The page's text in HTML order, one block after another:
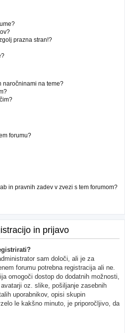
prazna stran!?
naročninami na teme?
forumu?
in pravnih zadev v zvezi s tem forumom?
in prijavo
sam določi, ali je za
forumu potrebna registracija ali ne.
omogoči dostop do dodatnih možnosti,
oz. slike, pošiljanje zasebnih
uporabnikov, opisi skupin
le kakšno minuto, je priporočljivo, da